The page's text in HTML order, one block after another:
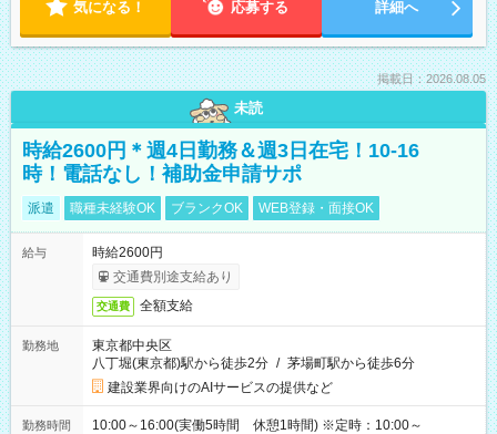
気になる！ 応募する 詳細へ
掲載日：2026.08.05
未読
時給2600円＊週4日勤務＆週3日在宅！10-16
時！電話なし！補助金申請サポ
派遣 職種未経験OK ブランクOK WEB登録・面接OK
給与
時給2600円
交通費別途支給あり
交通費 全額支給
勤務地
東京都中央区
八丁堀(東京都)駅から徒歩2分 / 茅場町駅から徒歩6分
建設業界向けのAIサービスの提供など
勤務時間
10:00～16:00(実働5時間 休憩1時間) ※定時：10:00～